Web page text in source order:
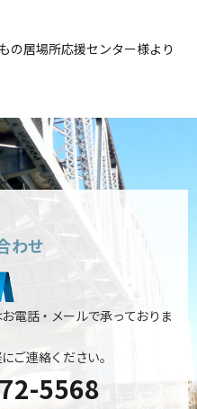
の居場所応援センター様より
わせ
電話・メールで承っておりま
ご連絡ください。
5568